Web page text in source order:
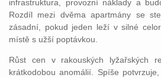
infrastruktura, provozní náklady a
Rozdíl mezi dvěma apartmány se
zásadní, pokud jeden leží v silné
místě s užší poptávkou.
Růst cen v rakouských lyžařských
krátkodobou anomálií. Spíše